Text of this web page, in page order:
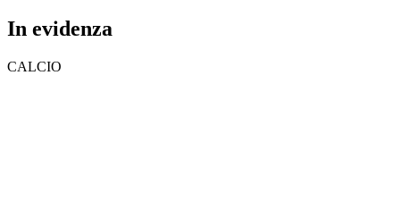
In evidenza
CALCIO